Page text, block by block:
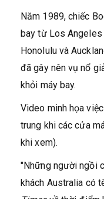
Năm 1989, chiếc
bay từ Los Angeles
Honolulu và
đã gây nên vụ nổ
khỏi máy bay.
Video minh họa
trung khi các cửa
khi xem).
"Những người ngồi
khách Australia có